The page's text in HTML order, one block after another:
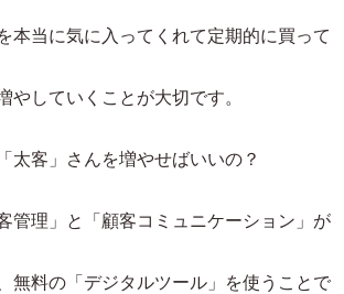
本当に気に入ってくれて定期的に買って
やしていくことが大切です。
太客」さんを増やせばいいの？
管理」と「顧客コミュニケーション」が
無料の「デジタルツール」を使うことで